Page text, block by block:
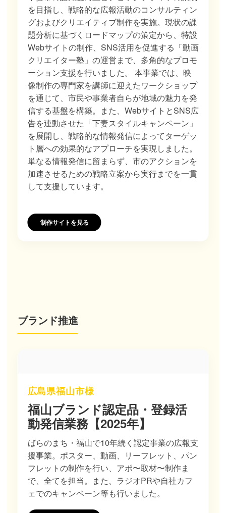
を目指し、戦略的な広報活動のコンサルティン
グおよびクリエイティブ制作を実施。現状の課
題分析に基づくロードマップの策定から、特設
Webサイトの制作、SNS活用を促進する「動画
クリエイター塾」の運営まで、多角的なプロモ
ーション支援を行いました。 本事業では、映
像制作の専門家を講師に迎えたワークショップ
を通じて、市民や事業者自らが地域の魅力を発
信する基盤を構築。また、WebサイトとSNS広
告を連動させた「下妻スタイルキャンペーン」
を展開し、戦略的な情報発信によってターゲッ
ト層への効果的なアプローチを実現しました。
単なる情報発信に留まらず、市のアクションを
加速させるための戦略立案から実行までを一貫
して支援しています。
制作サイトを見る
ブランド推進
広島県福山市様
福山ブランド認定品・登録活
動発信業務【2025年】
ばらのまち・福山で10年続く認定事業の広報支
援事業。ポスター、動画、リーフレット、パン
フレットの制作を行い、アポ〜取材〜制作ま
で、全てを担当。また、ラジオPRや自社カフ
ェでのキャンペーン等も行いました。